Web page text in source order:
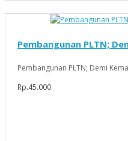
Pembangunan PLTN;
Pembangunan PLTN; Demi
Rp.45.000